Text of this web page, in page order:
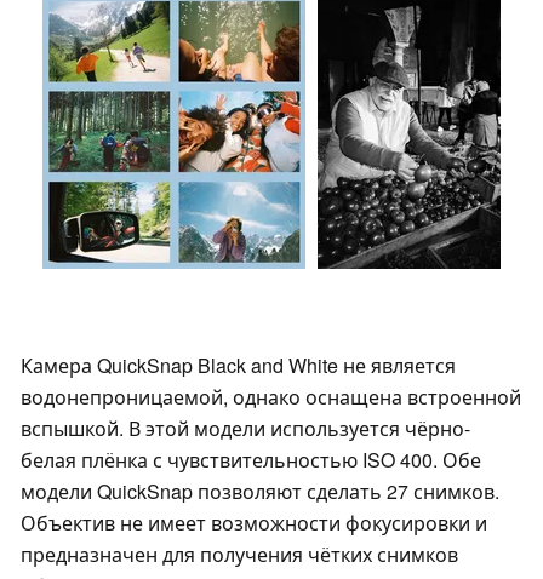
Камера QuickSnap Black and White не является
водонепроницаемой, однако оснащена встроенной
вспышкой. В этой модели используется чёрно-
белая плёнка с чувствительностью ISO 400. Обе
модели QuickSnap позволяют сделать 27 снимков.
Объектив не имеет возможности фокусировки и
предназначен для получения чётких снимков